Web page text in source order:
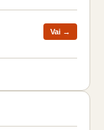
Vai →